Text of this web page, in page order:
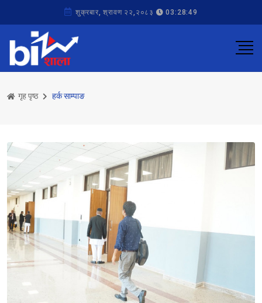
शुक्रबार, श्रावण २२,२०८३ 03:28:49
गृह पृष्ठ हर्क साम्पाङ